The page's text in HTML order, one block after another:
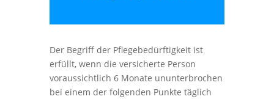
Der Begriff der Pflegebedürftigkeit ist
erfüllt, wenn die versicherte Person
voraussichtlich 6 Monate ununterbrochen
bei einem der folgenden Punkte täglich